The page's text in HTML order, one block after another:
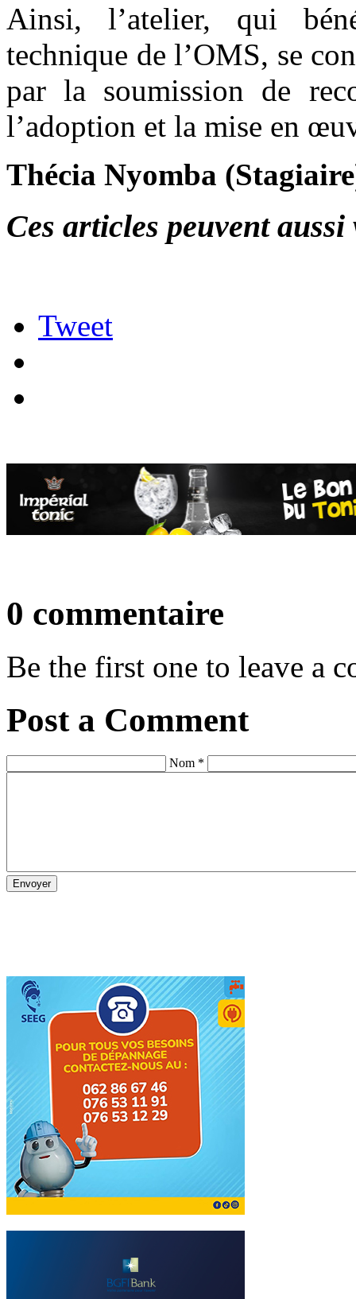
Ainsi, l’atelier, qui
technique de l’OMS, se
par la soumission de
l’adoption et la mise en
Thécia Nyomba
Ces articles peuvent
Tweet
0 commentaire
Be the first one to leave a
Post a Comment
Nom *